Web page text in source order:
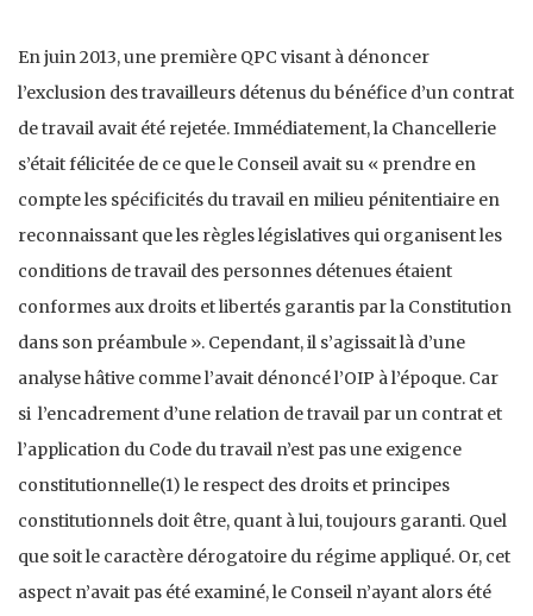
En juin 2013, une première QPC visant à dénoncer
l’exclusion des travailleurs détenus du bénéfice d’un contrat
de travail avait été rejetée. Immédiatement, la Chancellerie
s’était félicitée de ce que le Conseil avait su « prendre en
compte les spécificités du travail en milieu pénitentiaire en
reconnaissant que les règles législatives qui organisent les
conditions de travail des personnes détenues étaient
conformes aux droits et libertés garantis par la Constitution
dans son préambule ». Cependant, il s’agissait là d’une
analyse hâtive comme l’avait dénoncé l’OIP à l’époque. Car
si l’encadrement d’une relation de travail par un contrat et
l’application du Code du travail n’est pas une exigence
constitutionnelle(1) le respect des droits et principes
constitutionnels doit être, quant à lui, toujours garanti. Quel
que soit le caractère dérogatoire du régime appliqué. Or, cet
aspect n’avait pas été examiné, le Conseil n’ayant alors été